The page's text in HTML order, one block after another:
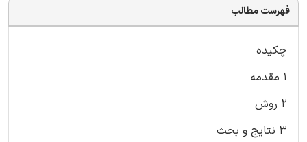
فهرست مطالب
چکیده
۱ مقدمه
۲ روش
۳ نتایج و بحث